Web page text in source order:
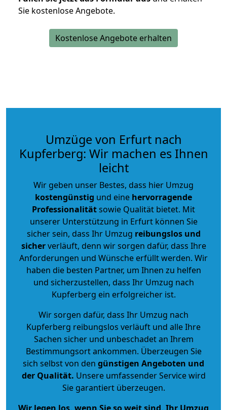
Sie kostenlose Angebote.
Kostenlose Angebote erhalten
Umzüge von Erfurt nach
Kupferberg: Wir machen es Ihnen
leicht
Wir geben unser Bestes, dass hier Umzug
kostengünstig und eine hervorragende
Professionalitätsowie Qualität bietet. Mit
unserer Unterstützung in Erfurt können Sie
sicher sein, dass Ihr Umzug reibungslos und
sicherverläuft, denn wir sorgen dafür, dass Ihre
Anforderungen und Wünsche erfüllt werden. Wir
haben die besten Partner, um Ihnen zu helfen
und sicherzustellen, dass Ihr Umzug nach
Kupferberg ein erfolgreicher ist.
Wir sorgen dafür, dass Ihr Umzug nach
Kupferberg reibungslos verläuft und alle Ihre
Sachen sicher und unbeschadet an Ihrem
Bestimmungsort ankommen. Überzeugen Sie
sich selbst von den günstigen Angeboten und
der Qualität. Unsere umfassender Service wird
Sie garantiert überzeugen.
Wir legen los, wenn Sie so weit sind, Ihr Umzug